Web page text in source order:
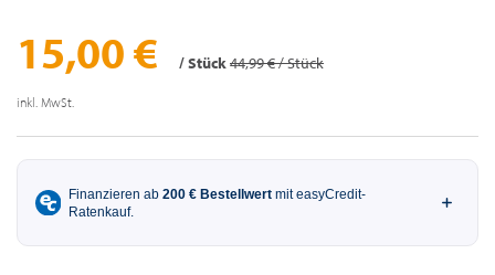
15,00 € / Stück44,99 € / Stück
inkl. MwSt.